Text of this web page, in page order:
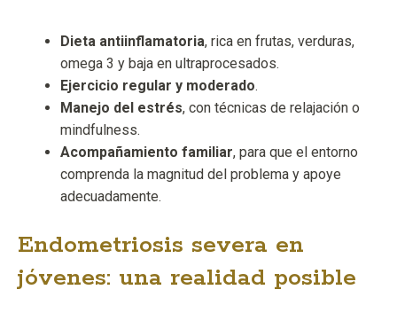
Dieta antiinflamatoria, rica en frutas, verduras,
omega 3 y baja en ultraprocesados.
Ejercicio regular y moderado.
Manejo del estrés, con técnicas de relajación o
mindfulness.
Acompañamiento familiar, para que el entorno
comprenda la magnitud del problema y apoye
adecuadamente.
Endometriosis severa en
jóvenes: una realidad posible